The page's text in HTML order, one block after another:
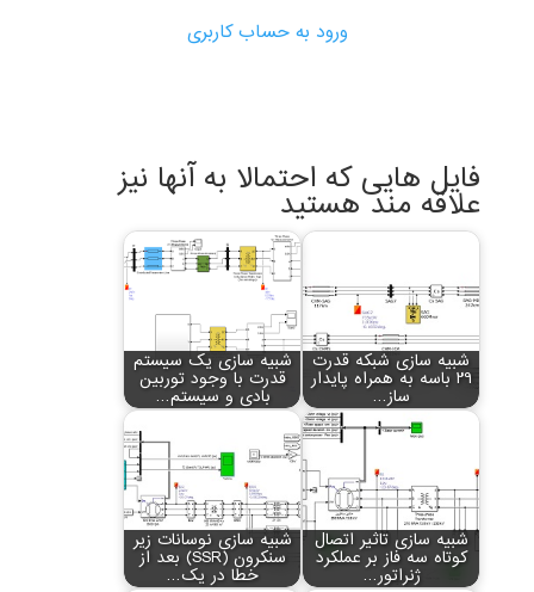
ورود به حساب کاربری
فایل هایی که احتمالا به آنها نیز
علاقه مند هستید
شبیه سازی شبکه قدرت
29 باسه به همراه پایدار
ساز…
شبیه سازی یک سیستم
قدرت با وجود توربین
بادی و سیستم…
شبیه سازی تاثیر اتصال
کوتاه سه فاز بر عملکرد
ژنراتور…
شبیه سازی نوسانات زیر
سنکرون (SSR) بعد از
خطا در یک…